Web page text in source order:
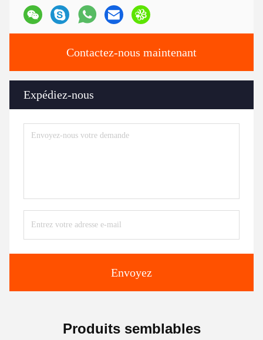
Contactez-nous maintenant
Expédiez-nous
Envoyez
Produits semblables